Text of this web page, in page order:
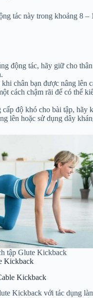
tác này trong khoảng 8 –
động tác, hãy giữ cho
chân bạn được nâng lên
cách chậm rãi để có thể
độ khó cho bài tập, hãy
lên hoặc sử dụng dây
tập Glute Kickback
Kickback
Kickback
Kickback với tác dụng